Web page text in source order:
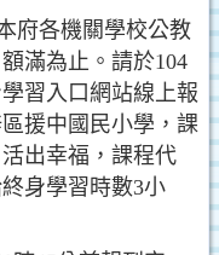
府各機關學校公教
滿為止。請於104
習入口網站線上報
援中國民小學，課
出幸福，課程代
身學習時數3小